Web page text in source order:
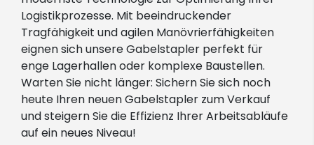
Logistikprozesse. Mit beeindruckender
Tragfähigkeit und agilen Manövrierfähigkeiten
eignen sich unsere Gabelstapler perfekt für
enge Lagerhallen oder komplexe Baustellen.
Warten Sie nicht länger: Sichern Sie sich noch
heute Ihren neuen Gabelstapler zum Verkauf
und steigern Sie die Effizienz Ihrer Arbeitsabläufe
auf ein neues Niveau!